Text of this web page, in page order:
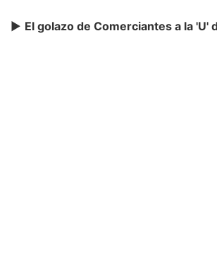
► El golazo de Comerciantes a la 'U'